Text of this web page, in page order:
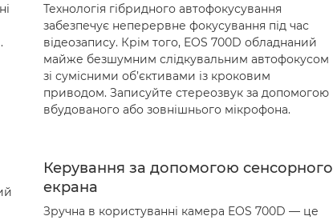
Технологія гібридного автофокусування
забезпечує неперервне фокусування під час
відеозапису. Крім того, EOS 700D обладнаний
майже безшумним слідкувальним автофокусом
зі сумісними об’єктивами із кроковим
приводом. Записуйте стереозвук за допомогою
вбудованого або зовнішнього мікрофона.
Керування за допомогою сенсорного
екрана
Зручна в користуванні камера EOS 700D — це